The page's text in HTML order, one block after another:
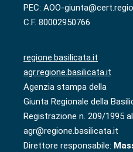
PEC: AOO-
C.F. 80002950766
regione.basilicata.it
agr.regione.basilicata.it
Agenzia stampa della
Giunta Regionale della
Registrazione n. 209/1995
agr@regione.basilicata.it
Direttore responsabile: